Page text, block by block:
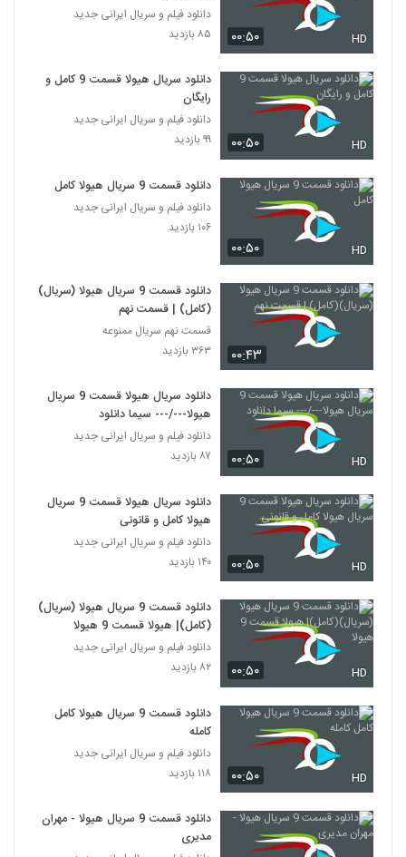
۰۰:۵۰ HD
دانلود فیلم و سریال ایرانی جدید
۸۵ بازدید
۰۰:۵۰ HD
دانلود سریال هیولا قسمت 9 کامل و
رایگان
دانلود فیلم و سریال ایرانی جدید
۹۹ بازدید
۰۰:۵۰ HD
دانلود قسمت 9 سریال هیولا کامل
دانلود فیلم و سریال ایرانی جدید
۱۰۶ بازدید
۰۰:۴۳
دانلود قسمت 9 سریال هیولا (سریال)
(کامل) | قسمت نهم
قسمت نهم سریال ممنوعه
۳۶۳ بازدید
۰۰:۵۰ HD
دانلود سریال هیولا قسمت 9 سریال
هیولا---/--- سیما دانلود
دانلود فیلم و سریال ایرانی جدید
۸۷ بازدید
۰۰:۵۰ HD
دانلود سریال هیولا قسمت 9 سریال
هیولا کامل و قانونی
دانلود فیلم و سریال ایرانی جدید
۱۴۰ بازدید
۰۰:۵۰ HD
دانلود قسمت 9 سریال هیولا (سریال)
(کامل)| هیولا قسمت 9 هیولا
دانلود فیلم و سریال ایرانی جدید
۸۲ بازدید
۰۰:۵۰ HD
دانلود قسمت 9 سریال هیولا کامل
کامله
دانلود فیلم و سریال ایرانی جدید
۱۱۸ بازدید
دانلود قسمت 9 سریال هیولا - مهران
مدیری